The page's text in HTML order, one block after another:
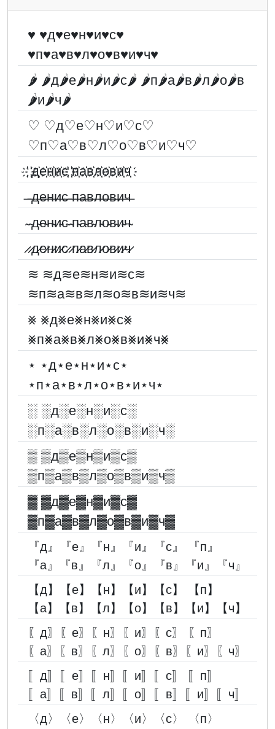
♥ ♥д♥е♥н♥и♥с♥
♥п♥а♥в♥л♥о♥в♥и♥ч♥
🌶 🌶д🌶е🌶н🌶и🌶с🌶 🌶п🌶а🌶в🌶л🌶о🌶в
🌶и🌶ч🌶
♡ ♡д♡е♡н♡и♡с♡
♡п♡а♡в♡л♡о♡в♡и♡ч♡
҉ ҉д҉е҉н҉и҉с҉ ҉п҉а҉в҉л҉о҉в҉и҉ч҉
̶ ̶д̶е̶н̶и̶с̶ ̶п̶а̶в̶л̶о̶в̶и̶ч̶
̴ ̴д̴е̴н̴и̴с̴ ̴п̴а̴в̴л̴о̴в̴и̴ч̴
̷ ̷д̷е̷н̷и̷с̷ ̷п̷а̷в̷л̷о̷в̷и̷ч̷
≋ ≋д≋е≋н≋и≋с≋
≋п≋а≋в≋л≋о≋в≋и≋ч≋
⨳ ⨳д⨳е⨳н⨳и⨳с⨳
⨳п⨳а⨳в⨳л⨳о⨳в⨳и⨳ч⨳
⋆ ⋆д⋆е⋆н⋆и⋆с⋆
⋆п⋆а⋆в⋆л⋆о⋆в⋆и⋆ч⋆
░︎ ░︎д░︎е░︎н░︎и░︎с░︎
░︎п░︎а░︎в░︎л░︎о░︎в░︎и░︎ч░︎
▒ ▒д▒е▒н▒и▒с▒
▒п▒а▒в▒л▒о▒в▒и▒ч▒
▓︎ ▓︎д▓︎е▓︎н▓︎и▓︎с▓︎
▓︎п▓︎а▓︎в▓︎л▓︎о▓︎в▓︎и▓︎ч▓︎
『д』『е』『н』『и』『с』 『п』
『а』『в』『л』『о』『в』『и』『ч』
【д】【е】【н】【и】【с】 【п】
【а】【в】【л】【о】【в】【и】【ч】
〖д〗〖е〗〖н〗〖и〗〖с〗 〖п〗
〖а〗〖в〗〖л〗〖о〗〖в〗〖и〗〖ч〗
〚д〛〚е〛〚н〛〚и〛〚с〛 〚п〛
〚а〛〚в〛〚л〛〚о〛〚в〛〚и〛〚ч〛
〈д〉〈е〉〈н〉〈и〉〈с〉 〈п〉